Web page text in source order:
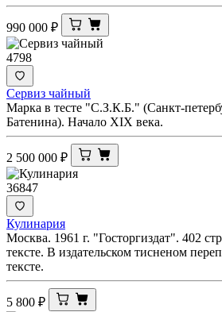
990 000 ₽
4798
Сервиз чайный
Марка в тесте "С.З.К.Б." (Санкт-
Батенина). Начало XIX века.
2 500 000 ₽
36847
Кулинария
Москва. 1961 г. "Госторгиздат". 402
тексте. В издательском тисненом
тексте.
5 800 ₽